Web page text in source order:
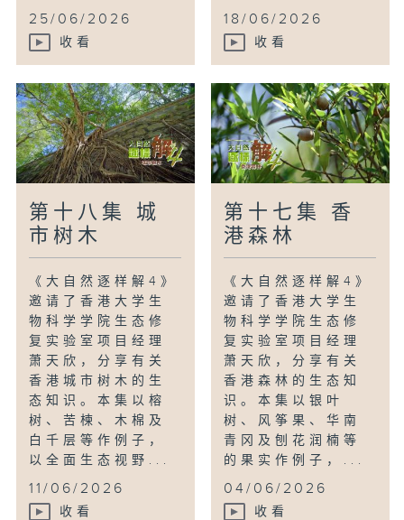
25/06/2026
收看
18/06/2026
收看
第十八集 城
市树木
《大自然逐样解4》
邀请了香港大学生
物科学学院生态修
复实验室项目经理
萧天欣，分享有关
香港城市树木的生
态知识。本集以榕
树、苦楝、木棉及
白千层等作例子，
以全面生态视野...
11/06/2026
收看
第十七集 香
港森林
《大自然逐样解4》
邀请了香港大学生
物科学学院生态修
复实验室项目经理
萧天欣，分享有关
香港森林的生态知
识。本集以银叶
树、风筝果、华南
青冈及刨花润楠等
的果实作例子，...
04/06/2026
收看